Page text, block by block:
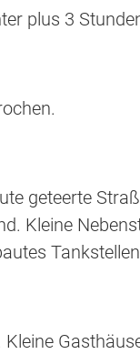
plus 3
geteerte
Kleine